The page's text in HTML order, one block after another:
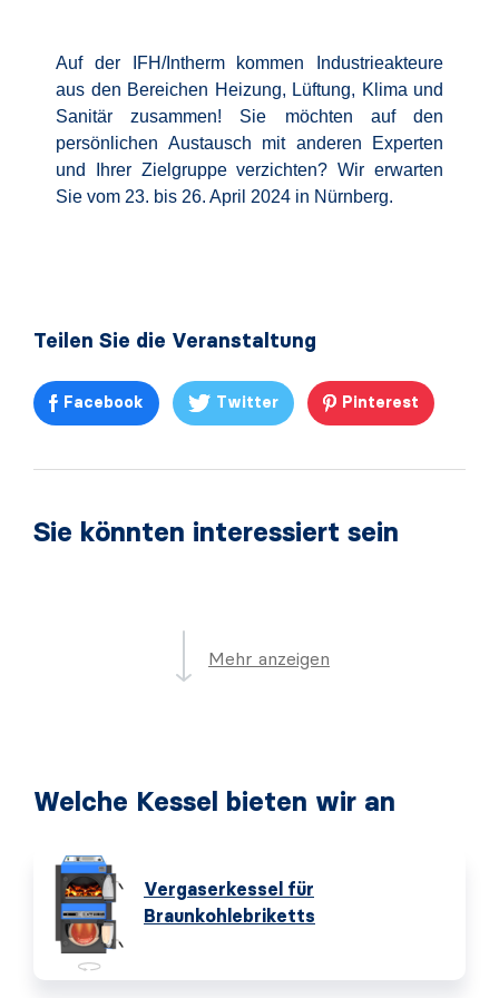
Auf der IFH/Intherm kommen Industrieakteure
aus den Bereichen Heizung, Lüftung, Klima und
Sanitär zusammen! Sie möchten auf den
persönlichen Austausch mit anderen Experten
und Ihrer Zielgruppe verzichten? Wir erwarten
Sie vom 23. bis 26. April 2024 in Nürnberg.
Teilen Sie die Veranstaltung
Facebook Twitter Pinterest
Sie könnten interessiert sein
Mehr anzeigen
Welche Kessel bieten wir an
Vergaserkessel für
Braunkohlebriketts